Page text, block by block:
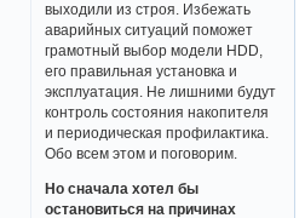
выходили из строя. Избежать
аварийных ситуаций поможет
грамотный выбор модели HDD,
его правильная установка и
эксплуатация. Не лишними будут
контроль состояния накопителя
и периодическая профилактика.
Обо всем этом и поговорим.
Но сначала хотел бы
остановиться на причинах